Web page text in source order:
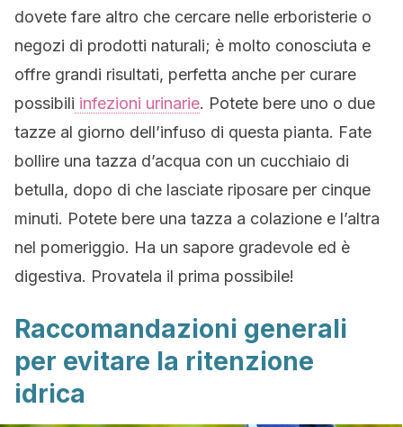
dovete fare altro che cercare nelle erboristerie o
negozi di prodotti naturali; è molto conosciuta e
offre grandi risultati, perfetta anche per curare
possibili infezioni urinarie. Potete bere uno o due
tazze al giorno dell’infuso di questa pianta. Fate
bollire una tazza d’acqua con un cucchiaio di
betulla, dopo di che lasciate riposare per cinque
minuti. Potete bere una tazza a colazione e l’altra
nel pomeriggio. Ha un sapore gradevole ed è
digestiva. Provatela il prima possibile!
Raccomandazioni generali
per evitare la ritenzione
idrica